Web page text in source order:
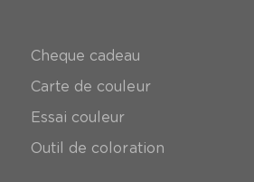
Cheque cadeau
Carte de couleur
Essai couleur
Outil de coloration